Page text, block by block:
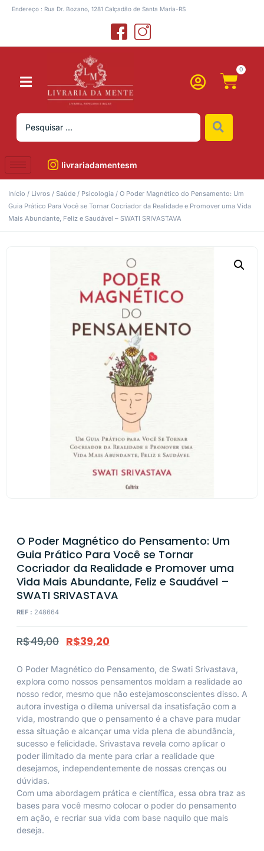
Endereço : Rua Dr. Bozano, 1281 Calçadão de Santa Maria-RS
0
livrariadamentesm
Início / Livros / Saúde / Psicologia / O Poder Magnético do Pensamento: Um
Guia Prático Para Você se Tornar Cocriador da Realidade e Promover uma Vida
Mais Abundante, Feliz e Saudável – SWATI SRIVASTAVA
O Poder Magnético do Pensamento: Um
Guia Prático Para Você se Tornar
Cocriador da Realidade e Promover uma
Vida Mais Abundante, Feliz e Saudável –
SWATI SRIVASTAVA
REF : 248664
R$49,00 R$39,20
O Poder Magnético do Pensamento, de Swati Srivastava,
explora como nossos pensamentos moldam a realidade ao
nosso redor, mesmo que não estejamosconscientes disso. A
autora investiga o dilema universal da insatisfação com a
vida, mostrando que o pensamento é a chave para mudar
essa situação e alcançar uma vida plena de abundância,
sucesso e felicidade. Srivastava revela como aplicar o
poder ilimitado da mente para criar a realidade que
desejamos, independentemente de nossas crenças ou
dúvidas.
Com uma abordagem prática e científica, essa obra traz as
bases para você mesmo colocar o poder do pensamento
em ação, e recriar sua vida com base naquilo que mais
deseja.